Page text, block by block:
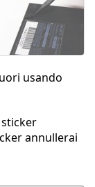
usando
annullerai